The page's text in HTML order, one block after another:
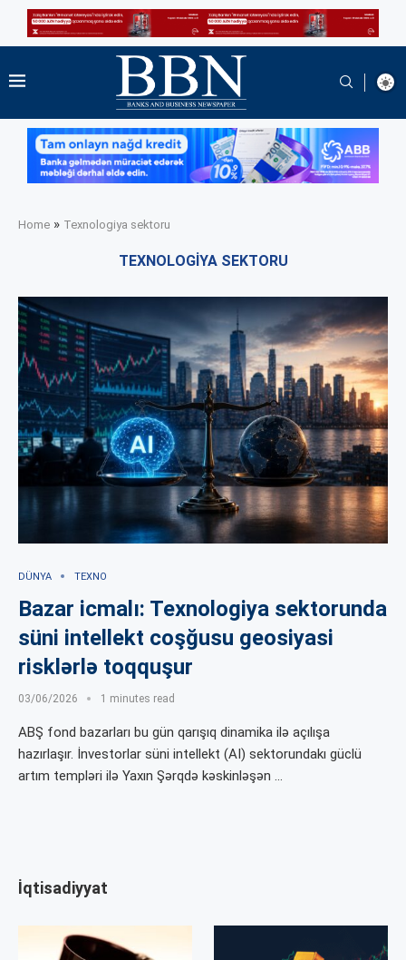
Home » Texnologiya sektoru
TEXNOLOGIYA SEKTORU
DÜNYA TEXNO
Bazar icmalı: Texnologiya sektorunda
süni intellekt coşğusu geosiyasi
risklərlə toqquşur
03/06/2026 1 minutes read
ABŞ fond bazarları bu gün qarışıq dinamika ilə açılışa
hazırlaşır. İnvestorlar süni intellekt (AI) sektorundakı güclü
artım templəri ilə Yaxın Şərqdə kəskinləşən …
İqtisadiyyat